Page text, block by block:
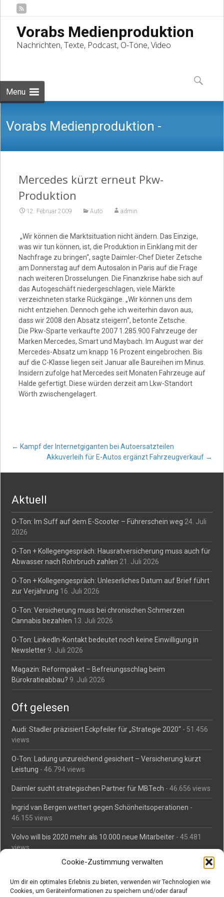
Cookie-Zustimmung verwalten
Um dir ein optimales Erlebnis zu bieten, verwenden wir Technologien wie
Cookies, um Geräteinformationen zu speichern und/oder darauf
Vorabs Medienproduktion
Nachrichten, Texte, Podcast, O-Töne, Video
Menu
to
content
Suchen
nach:
Vorabs Medienproduktion -
Nachrichten, Texte, Podcast, O-Töne,
Mercedes kürzt erneut Pkw-
Produktion
12. Februar 2009 Auto admin
„Wir können die Marktsituation nicht ändern. Das Einzige,
was wir tun können, ist, die Produktion in Einklang mit der
Nachfrage zu bringen“, sagte Daimler-Chef Dieter Zetsche
am Donnerstag auf dem Autosalon in Paris auf die Frage
nach weiteren Drosselungen. Die Finanzkrise habe sich auf
das Autogeschäft niedergeschlagen, viele Märkte
verzeichneten starke Rückgänge. „Wir können uns dem
nicht entziehen. Dennoch gehe ich weiterhin davon aus,
dass wir 2008 den Absatz steigern“, betonte Zetsche.
Die Pkw-Sparte verkaufte 2007 1.285.900 Fahrzeuge der
Marken Mercedes, Smart und Maybach. Im August war der
Mercedes-Absatz um knapp 16 Prozent eingebrochen. Bis
auf die C-Klasse liegen seit Januar alle Baureihen im Minus.
Insidern zufolge hat Mercedes seit Monaten Fahrzeuge auf
Halde gefertigt. Diese würden derzeit am Lkw-Standort
Wörth zwischengelagert.
Post
← Kampf der Internetgiganten bei Autoersatzteilen
Akkuverleih für E-Autos ergänzt Fahrzeugverkauf →
Aktuell
O-Ton: Im Suff auf dem E-Scooter – Führerschein weg 24. Juli
2026
O-Ton + Kollegengespräch: Hausratversicherung muss auch für
Abwasser nach Rohrbruch zahlen 21. Juli 2026
O-Ton + Kollegengespräch: Unleserliches Datum auf Brief führt
zur Verjährung 16. Juli 2026
O-Ton: Versicherung muss bei chronischen Schmerzen
Cannabis bezahlen 13. Juli 2026
O-Ton: LinkedIn-Kontakt bedeutet noch keine Einwilligung in
Newsletter 9. Juli 2026
Magazin: Reformpaket – Befreiungsschlag beim
Bürokratieabbau? 9. Juli 2026
Oft gelesen
Audi: Stadler präzisiert Eckpfeiler für „Strategie 2020“ - 51.456
views
O-Ton: Ladung unzureichend gesichert – Versicherung kürzt
Leistung - 46.794 views
Daimler sucht strategischen Partner für MBTech - 46.656 views
Ingrid van Bergen wettert gegen Schönheitsoperationen -
46.155 views
Volvo will bis 2020 mehr als 10.000 neue Mitarbeiter - 45.481
views
Mäßiges Interesse an Daimlers MBtech- 44.711 views
O-Ton: Wer muss Schaden für abgedriftete Silvesterraketen